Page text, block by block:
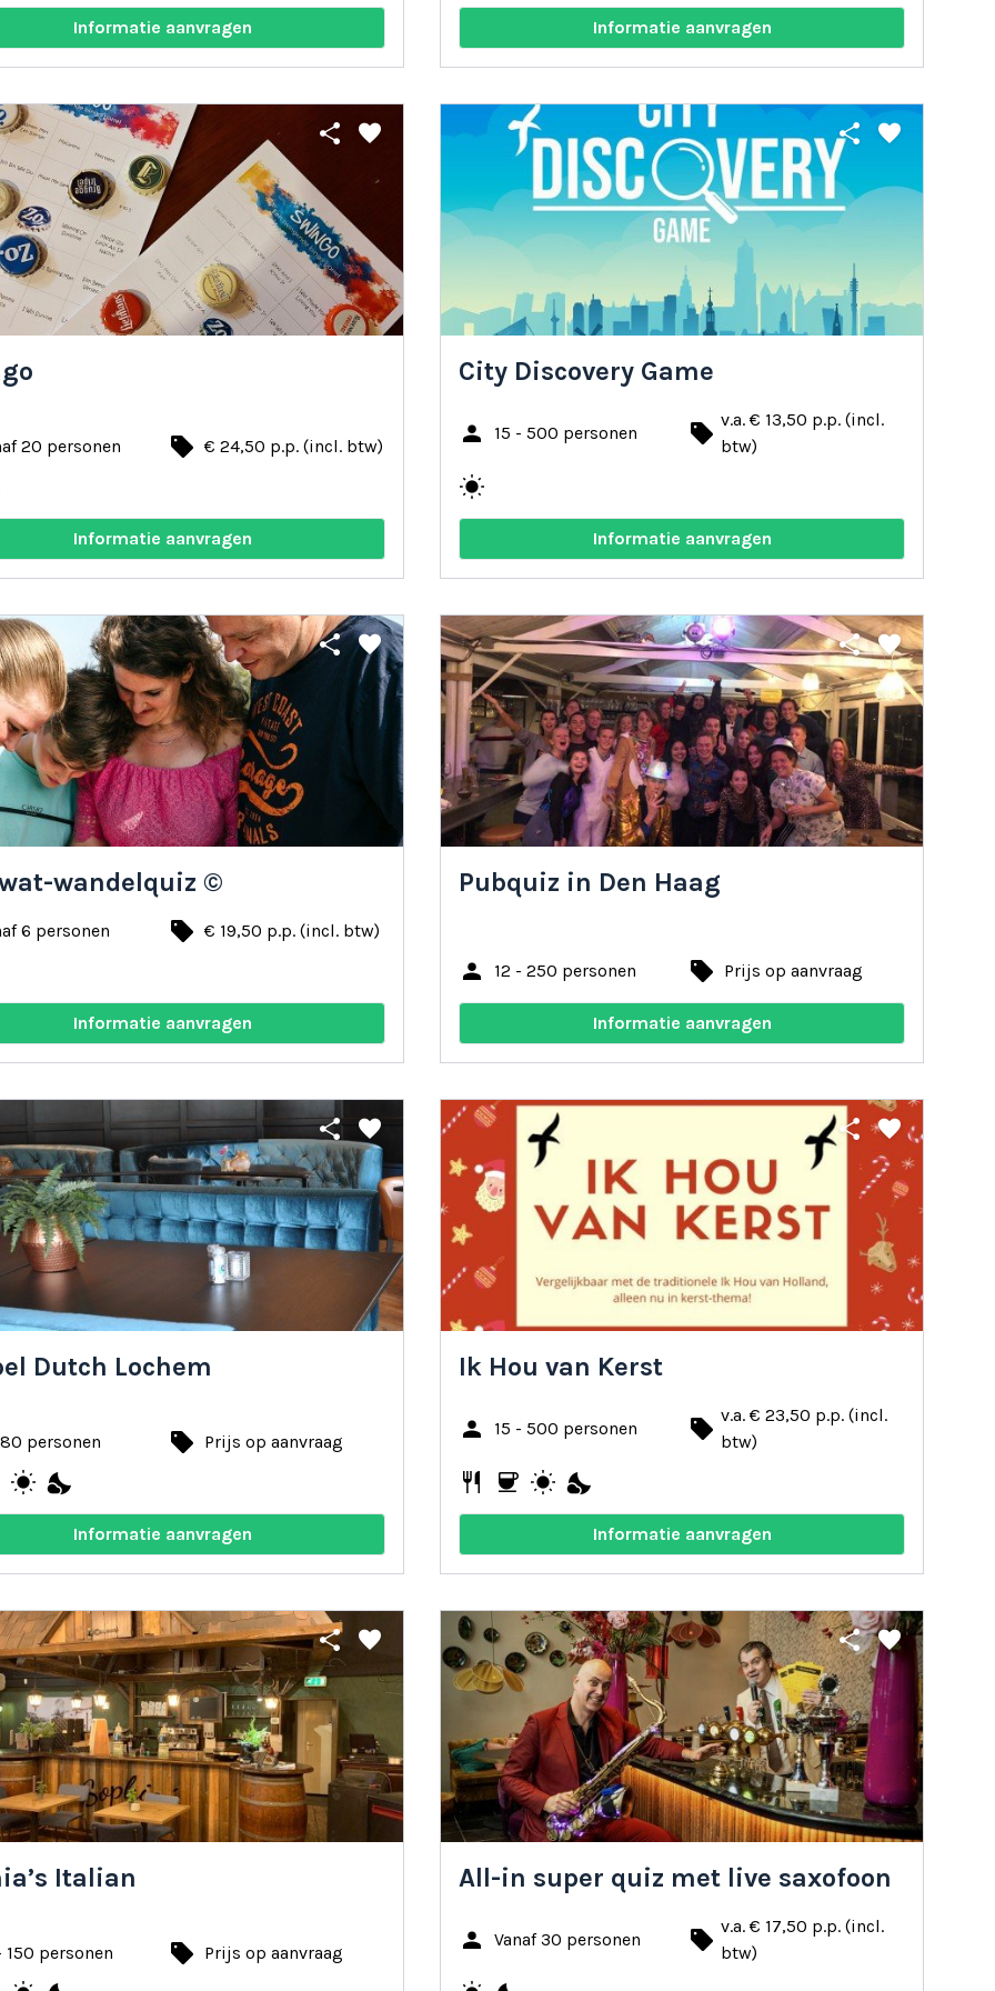
Informatie aanvragen Informatie aanvragen
share favorite
20 personen local_offer € 24,50 p.p. (incl. btw)
Informatie aanvragen
share favorite
City Discovery Game
person
15 - 500 personen local_offer v.a. € 13,50 p.p. (incl.
btw)
wb_sunny
Informatie aanvragen
share favorite
wandelquiz ©
6 personen local_offer € 19,50 p.p. (incl. btw)
Informatie aanvragen
share favorite
Pubquiz in Den Haag
person 12 - 250 personen local_offer Prijs op aanvraag
Informatie aanvragen
share favorite
Dutch Lochem
personen local_offer Prijs op aanvraag
wb_sunny nights_stay
Informatie aanvragen
share favorite
Ik Hou van Kerst
person
15 - 500 personen local_offer v.a. € 23,50 p.p. (incl.
btw)
restaurant coffee wb_sunny nights_stay
Informatie aanvragen
share favorite
Italian
150 personen local_offer Prijs op aanvraag
share favorite
All-in super quiz met live saxofoon
person
Vanaf 30 personen local_offer v.a. € 17,50 p.p. (incl.
btw)